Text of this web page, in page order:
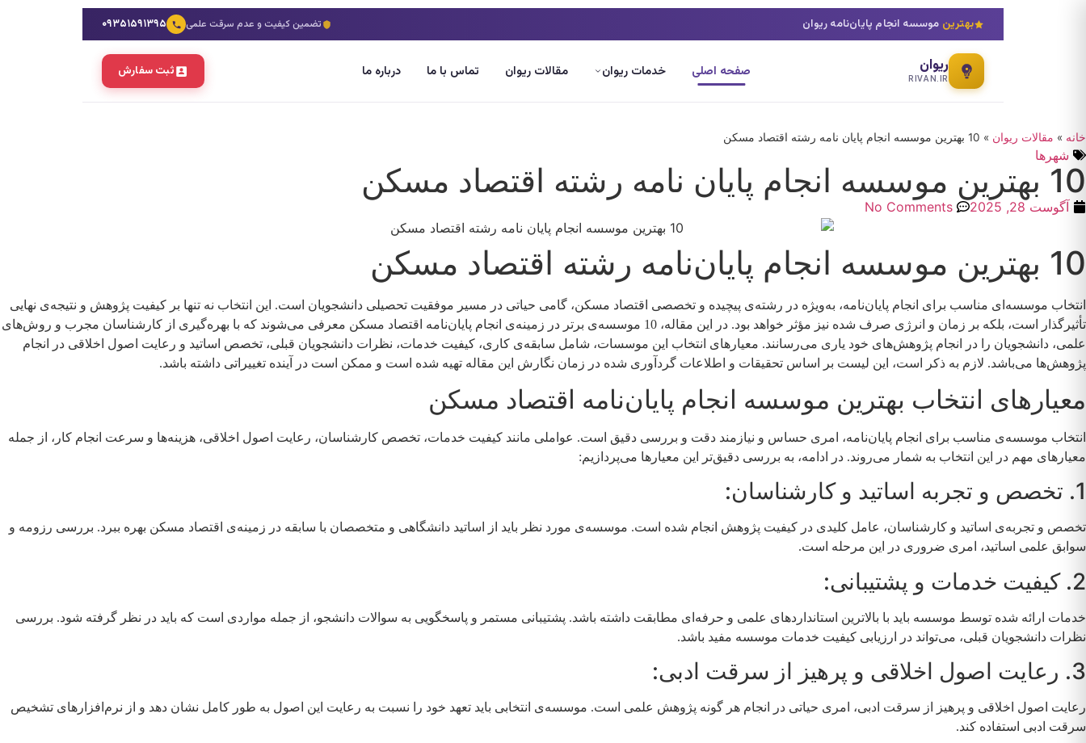
بهترین موسسه انجام پایان‌نامه ریوان تضمین کیفیت و عدم سرقت علمی ۰۹۳۵۱۵۹۱۳۹۵
ریوان
RIVAN.IR صفحه اصلی خدمات ریوان مقالات ریوان تماس با ما درباره ما ثبت سفارش
خانه » مقالات ریوان » 10 بهترین موسسه انجام پایان نامه رشته اقتصاد مسکن
شهرها
10 بهترین موسسه انجام پایان نامه رشته اقتصاد مسکن
آگوست 28, 2025 No Comments
10 بهترین موسسه انجام پایان‌نامه رشته اقتصاد مسکن
انتخاب موسسه‌ای مناسب برای انجام پایان‌نامه، به‌ویژه در رشته‌ی پیچیده و تخصصی اقتصاد مسکن، گامی حیاتی در مسیر موفقیت تحصیلی دانشجویان است. این انتخاب نه تنها بر کیفیت پژوهش و نتیجه‌ی نهایی
تأثیرگذار است، بلکه بر زمان و انرژی صرف شده نیز مؤثر خواهد بود. در این مقاله، 10 موسسه‌ی برتر در زمینه‌ی انجام پایان‌نامه اقتصاد مسکن معرفی می‌شوند که با بهره‌گیری از کارشناسان مجرب و روش‌های
علمی، دانشجویان را در انجام پژوهش‌های خود یاری می‌رسانند. معیارهای انتخاب این موسسات، شامل سابقه‌ی کاری، کیفیت خدمات، نظرات دانشجویان قبلی، تخصص اساتید و رعایت اصول اخلاقی در انجام
پژوهش‌ها می‌باشد. لازم به ذکر است، این لیست بر اساس تحقیقات و اطلاعات گردآوری شده در زمان نگارش این مقاله تهیه شده است و ممکن است در آینده تغییراتی داشته باشد.
معیارهای انتخاب بهترین موسسه انجام پایان‌نامه اقتصاد مسکن
انتخاب موسسه‌ی مناسب برای انجام پایان‌نامه، امری حساس و نیازمند دقت و بررسی دقیق است. عواملی مانند کیفیت خدمات، تخصص کارشناسان، رعایت اصول اخلاقی، هزینه‌ها و سرعت انجام کار، از جمله
معیارهای مهم در این انتخاب به شمار می‌روند. در ادامه، به بررسی دقیق‌تر این معیارها می‌پردازیم:
1. تخصص و تجربه اساتید و کارشناسان:
تخصص و تجربه‌ی اساتید و کارشناسان، عامل کلیدی در کیفیت پژوهش انجام شده است. موسسه‌ی مورد نظر باید از اساتید دانشگاهی و متخصصان با سابقه در زمینه‌ی اقتصاد مسکن بهره ببرد. بررسی رزومه و
سوابق علمی اساتید، امری ضروری در این مرحله است.
2. کیفیت خدمات و پشتیبانی:
خدمات ارائه شده توسط موسسه باید با بالاترین استانداردهای علمی و حرفه‌ای مطابقت داشته باشد. پشتیبانی مستمر و پاسخگویی به سوالات دانشجو، از جمله مواردی است که باید در نظر گرفته شود. بررسی
نظرات دانشجویان قبلی، می‌تواند در ارزیابی کیفیت خدمات موسسه مفید باشد.
3. رعایت اصول اخلاقی و پرهیز از سرقت ادبی:
رعایت اصول اخلاقی و پرهیز از سرقت ادبی، امری حیاتی در انجام هر گونه پژوهش علمی است. موسسه‌ی انتخابی باید تعهد خود را نسبت به رعایت این اصول به طور کامل نشان دهد و از نرم‌افزارهای تشخیص
سرقت ادبی استفاده کند.